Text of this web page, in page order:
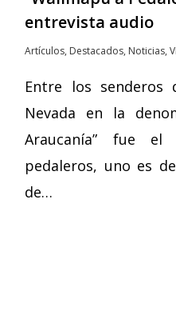
entrevista audio
Artículos, Destacados, Noticias,
Entre los senderos
Nevada en la
Araucanía” fue
pedaleros, uno es
de…